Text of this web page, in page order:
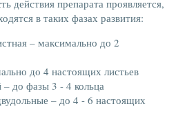
действия препарата проявляется,
в таких фазах развития:
– максимально до 2
до 4 настоящих листьев
до фазы 3 - 4 кольца
– до 4 - 6 настоящих